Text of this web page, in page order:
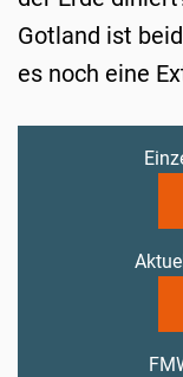
Gotland ist
es noch eine